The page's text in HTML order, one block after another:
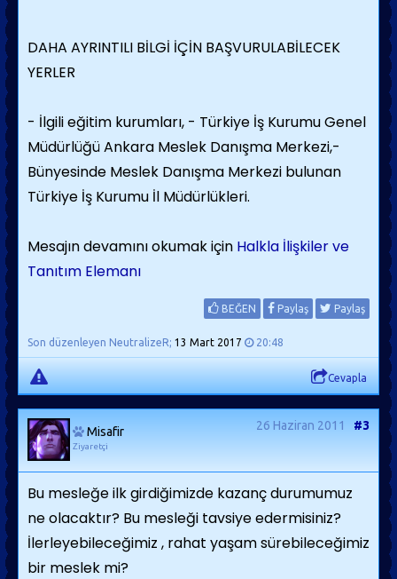
DAHA AYRINTILI BİLGİ İÇİN BAŞVURULABİLECEK
YERLER
- İlgili eğitim kurumları, - Türkiye İş Kurumu Genel
Müdürlüğü Ankara Meslek Danışma Merkezi,-
Bünyesinde Meslek Danışma Merkezi bulunan
Türkiye İş Kurumu İl Müdürlükleri.
Mesajın devamını okumak için Halkla İlişkiler ve
Tanıtım Elemanı
BEĞEN Paylaş Paylaş
Son düzenleyen NeutralizeR; 13 Mart 2017 20:48
Cevapla
Misafir
Ziyaretçi
26 Haziran 2011 #3
Bu mesleğe ilk girdiğimizde kazanç durumumuz
ne olacaktır? Bu mesleği tavsiye edermisiniz?
İlerleyebileceğimiz , rahat yaşam sürebileceğimiz
bir meslek mi?